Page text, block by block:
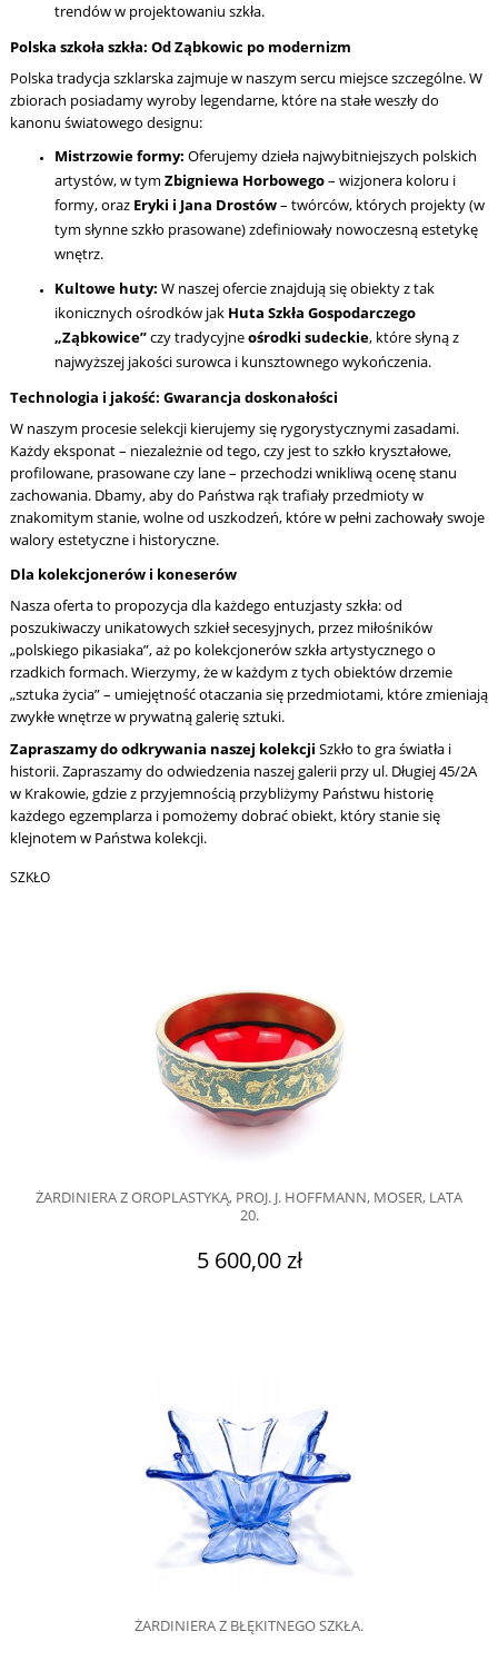
trendów w projektowaniu szkła.
Polska szkoła szkła: Od Ząbkowic po modernizm
Polska tradycja szklarska zajmuje w naszym sercu miejsce szczególne. W
zbiorach posiadamy wyroby legendarne, które na stałe weszły do
kanonu światowego designu:
Mistrzowie formy: Oferujemy dzieła najwybitniejszych polskich
artystów, w tym Zbigniewa Horbowego– wizjonera koloru i
formy, oraz Eryki i Jana Drostów– twórców, których projekty (w
tym słynne szkło prasowane) zdefiniowały nowoczesną estetykę
wnętrz.
Kultowe huty: W naszej ofercie znajdują się obiekty z tak
ikonicznych ośrodków jak Huta Szkła Gospodarczego
„Ząbkowice”czy tradycyjneośrodki sudeckie, które słyną z
najwyższej jakości surowca i kunsztownego wykończenia.
Technologia i jakość: Gwarancja doskonałości
W naszym procesie selekcji kierujemy się rygorystycznymi zasadami.
Każdy eksponat – niezależnie od tego, czy jest to szkło kryształowe,
profilowane, prasowane czy lane – przechodzi wnikliwą ocenę stanu
zachowania. Dbamy, aby do Państwa rąk trafiały przedmioty w
znakomitym stanie, wolne od uszkodzeń, które w pełni zachowały swoje
walory estetyczne i historyczne.
Dla kolekcjonerów i koneserów
Nasza oferta to propozycja dla każdego entuzjasty szkła: od
poszukiwaczy unikatowych szkieł secesyjnych, przez miłośników
„polskiego pikasiaka”, aż po kolekcjonerów szkła artystycznego o
rzadkich formach. Wierzymy, że w każdym z tych obiektów drzemie
„sztuka życia” – umiejętność otaczania się przedmiotami, które zmieniają
zwykłe wnętrze w prywatną galerię sztuki.
Zapraszamy do odkrywania naszej kolekcji Szkło to gra światła i
historii. Zapraszamy do odwiedzenia naszej galerii przy ul. Długiej 45/2A
w Krakowie, gdzie z przyjemnością przybliżymy Państwu historię
każdego egzemplarza i pomożemy dobrać obiekt, który stanie się
klejnotem w Państwa kolekcji.
SZKŁO
ŻARDINIERA Z OROPLASTYKĄ, PROJ. J. HOFFMANN, MOSER, LATA
20.
5 600,00 zł
ŻARDINIERA Z BŁĘKITNEGO SZKŁA.